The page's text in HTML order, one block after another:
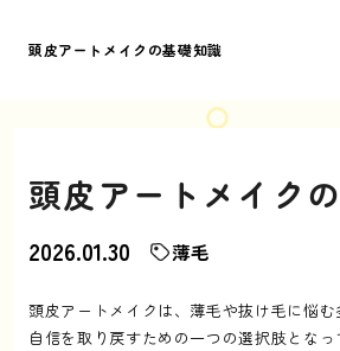
頭皮アートメイクの基礎知識
頭皮アートメイク
2026.01.30 薄毛
頭皮アートメイクは、薄毛や抜け毛に悩む
自信を取り戻すための一つの選択肢とな